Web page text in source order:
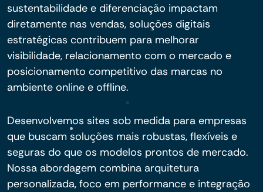
sustentabilidade e diferenciação impactam
diretamente nas vendas, soluções digitais
estratégicas contribuem para melhorar
visibilidade, relacionamento com o mercado e
posicionamento competitivo das marcas no
ambiente online e offline.
Desenvolvemos sites sob medida para empresas
que buscam soluções mais robustas, flexíveis e
seguras do que os modelos prontos de mercado.
Nossa abordagem combina arquitetura
personalizada, foco em performance e integração